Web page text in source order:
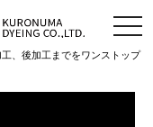
、後加工までをワンストップ